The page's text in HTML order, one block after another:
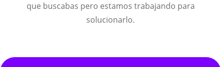
que buscabas pero estamos trabajando para
solucionarlo.